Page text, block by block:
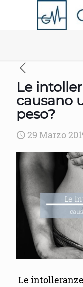
Le
causano
peso?
29 Marzo
Le